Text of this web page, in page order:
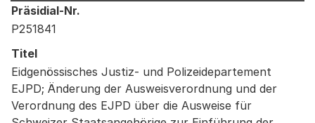
Informationen zum Ausgewählten Geschäft
Präsidial-Nr.
P251841
Titel
Eidgenössisches Justiz- und Polizeidepartement
EJPD; Änderung der Ausweisverordnung und der
Verordnung des EJPD über die Ausweise für